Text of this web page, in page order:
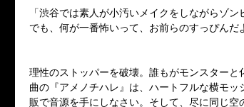
「渋谷では素人が小汚いメイクをしながらゾ
でも、何が一番怖いって、お前らのすっぴん
理性のストッパーを破壊。誰もがモンスター
曲の『アメノチハレ』は、ハートフルな横モ
販で音源を手にしなさい。そして、尽に同じ空